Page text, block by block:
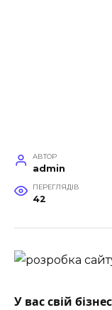
АВТОР
admin
ПЕРЕГЛЯДІВ
42
У вас свій